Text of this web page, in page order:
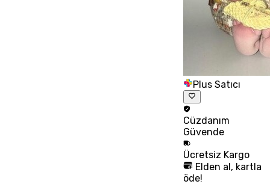
Plus Satıcı
Cüzdanım
Güvende
Ücretsiz Kargo
Elden al, kartla
öde!